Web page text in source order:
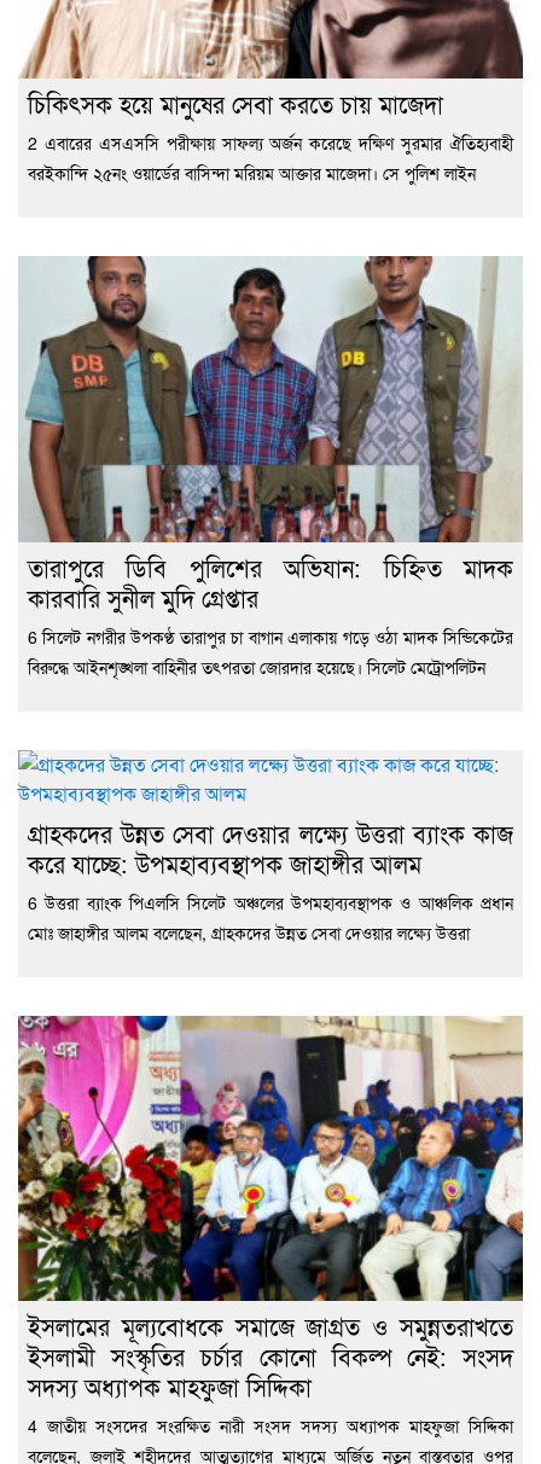
চিকিৎসক হয়ে মানুষের সেবা করতে চায় মাজেদা
2 এবারের এসএসসি পরীক্ষায় সাফল্য অর্জন করেছে দক্ষিণ সুরমার ঐতিহ্যবাহী
বরইকান্দি ২৫নং ওয়ার্ডের বাসিন্দা মরিয়ম আক্তার মাজেদা। সে পুলিশ লাইন
তারাপুরে ডিবি পুলিশের অভিযান: চিহ্নিত মাদক
কারবারি সুনীল মুদি গ্রেপ্তার
6 সিলেট নগরীর উপকণ্ঠ তারাপুর চা বাগান এলাকায় গড়ে ওঠা মাদক সিন্ডিকেটের
বিরুদ্ধে আইনশৃঙ্খলা বাহিনীর তৎপরতা জোরদার হয়েছে। সিলেট মেট্রোপলিটন
গ্রাহকদের উন্নত সেবা দেওয়ার লক্ষ্যে উত্তরা ব্যাংক কাজ
করে যাচ্ছে: উপমহাব্যবস্থাপক জাহাঙ্গীর আলম
6 উত্তরা ব্যাংক পিএলসি সিলেট অঞ্চলের উপমহাব্যবস্থাপক ও আঞ্চলিক প্রধান
মোঃ জাহাঙ্গীর আলম বলেছেন, গ্রাহকদের উন্নত সেবা দেওয়ার লক্ষ্যে উত্তরা
ইসলামের মূল্যবোধকে সমাজে জাগ্রত ও সমুন্নতরাখতে
ইসলামী সংস্কৃতির চর্চার কোনো বিকল্প নেই: সংসদ
সদস্য অধ্যাপক মাহফুজা সিদ্দিকা
4 জাতীয় সংসদের সংরক্ষিত নারী সংসদ সদস্য অধ্যাপক মাহফুজা সিদ্দিকা
বলেছেন, জুলাই শহীদদের আত্মত্যাগের মাধ্যমে অর্জিত নতুন বাস্তবতার ওপর